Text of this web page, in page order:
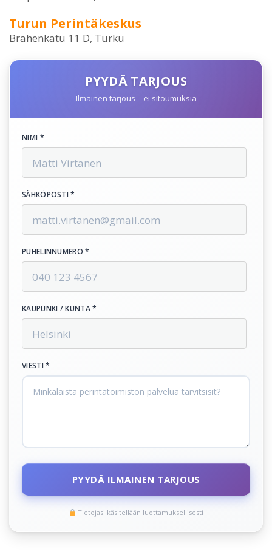
Turun Perintäkeskus
Brahenkatu 11 D, Turku
PYYDÄ TARJOUS
Ilmainen tarjous – ei sitoumuksia
NIMI *
SÄHKÖPOSTI *
PUHELINNUMERO *
KAUPUNKI / KUNTA *
VIESTI *
PYYDÄ ILMAINEN TARJOUS
Tietojasi käsitellään luottamuksellisesti